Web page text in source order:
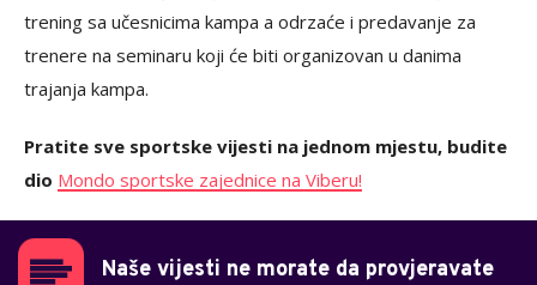
trening sa učesnicima kampa a odrzaće i predavanje za
trenere na seminaru koji će biti organizovan u danima
trajanja kampa.
Pratite sve sportske vijesti na jednom mjestu, budite
dio Mondo sportske zajednice na Viberu!
Naše vijesti ne morate da provjeravate